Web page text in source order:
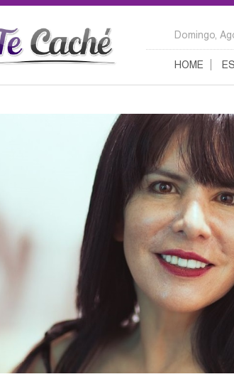
Domingo,
HOME